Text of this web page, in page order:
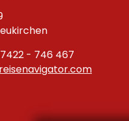
- 746 467